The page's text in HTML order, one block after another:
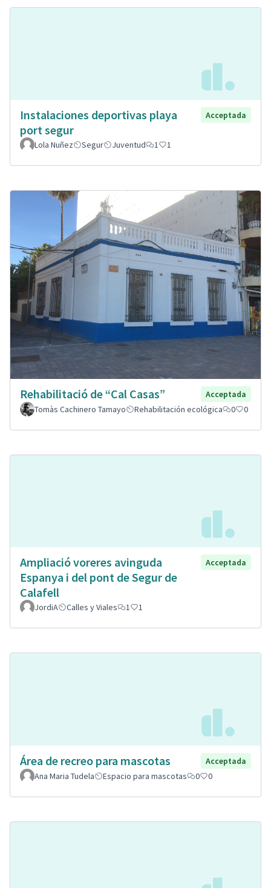
Instalaciones deportivas playa
port segur
Acceptada
Lola Nuñez Segur Juventud 1 1
Rehabilitació de “Cal Casas”
Acceptada
Tomàs Cachinero Tamayo
Rehabilitación ecológica 0 0
Ampliació voreres avinguda
Espanya i del pont de Segur de
Calafell
Acceptada
JordiA Calles y Viales 1 1
Área de recreo para mascotas
Acceptada
Ana Maria Tudela
Espacio para mascotas 0 0